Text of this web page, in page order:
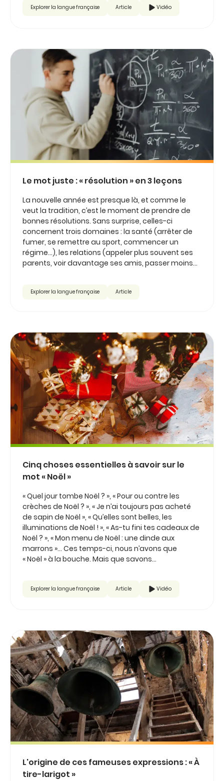
Explorer la langue française Article Vidéo
Le mot juste : « résolution » en 3 leçons
La nouvelle année est presque là, et comme le
veut la tradition, c’est le moment de prendre de
bonnes résolutions. Sans surprise, celles-ci
concernent trois domaines : la santé (arrêter de
fumer, se remettre au sport, commencer un
régime…), les relations (appeler plus souvent ses
parents, voir davantage ses amis, passer moins...
Explorer la langue française Article
Cinq choses essentielles à savoir sur le
mot « Noël »
« Quel jour tombe Noël ? », « Pour ou contre les
crèches de Noël ? », « Je n’ai toujours pas acheté
de sapin de Noël », « Qu’elles sont belles, les
illuminations de Noël ! », « As-tu fini tes cadeaux de
Noël ? », « Mon menu de Noël : une dinde aux
marrons »… Ces temps-ci, nous n’avons que
« Noël » à la bouche. Mais que savons...
Explorer la langue française Article Vidéo
L'origine de ces fameuses expressions : « À
tire-larigot »